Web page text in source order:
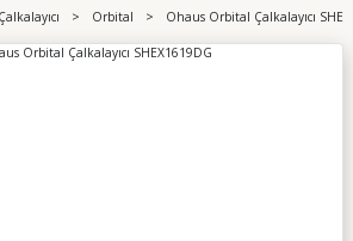
Çalkalayıcı Orbital Ohaus Orbital Çalkalayıcı